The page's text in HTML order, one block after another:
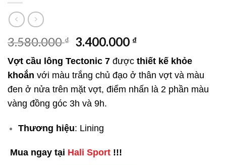
3.580.000₫ 3.400.000 ₫
Vợt cầu lông Tectonic 7 được thiết kế khỏe
khoắn với màu trắng chủ đạo ở thân vợt và màu
đen ở nửa trên mặt vợt, điểm nhấn là 2 phần màu
vàng đồng góc 3h và 9h.
Thương hiệu: Lining
Mua ngay tại Hali Sport !!!